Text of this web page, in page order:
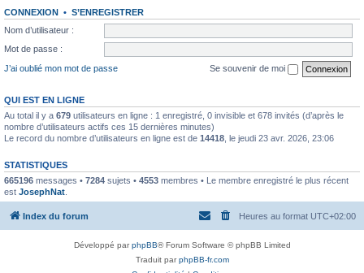
CONNEXION • S’ENREGISTRER
Nom d’utilisateur :
Mot de passe :
J’ai oublié mon mot de passe
Se souvenir de moi
QUI EST EN LIGNE
Au total il y a 679 utilisateurs en ligne : 1 enregistré, 0 invisible et 678 invités (d’après le
nombre d’utilisateurs actifs ces 15 dernières minutes)
Le record du nombre d’utilisateurs en ligne est de 14418 , le jeudi 23 avr. 2026, 23:06
STATISTIQUES
665196 messages • 7284 sujets • 4553 membres • Le membre enregistré le plus récent
est JosephNat
Index du forum Heures au format UTC+02:00
Développé parphpBB® Forum Software © phpBB Limited
Traduit parphpBB-fr.com